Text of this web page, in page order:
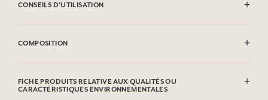
CONSEILS D'UTILISATION
abondamment à l'eau.
COMPOSITION
(Fragrance), Glycerin, Sodium Thiosulfate, Palm Kernel Acid, Sodium
Chloride, Tetrasodium Etidronate, Limonene, Linalool, Citral, CI
FICHE PRODUITS RELATIVE AUX QUALITÉS OU
CARACTÉRISTIQUES ENVIRONNEMENTALES